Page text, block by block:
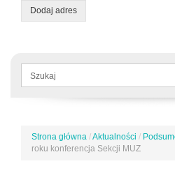
Dodaj adres
Formularz
wyszukiwania
Jesteś
tutaj
Strona główna /Aktualności /
roku konferencja Sekcji MUZ